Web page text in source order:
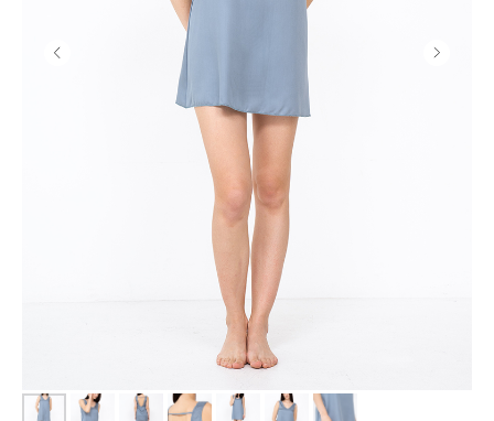
love@33pct.ru
Политика конфиденциальности
@ 2026 Все права защищены
Разработка сайта